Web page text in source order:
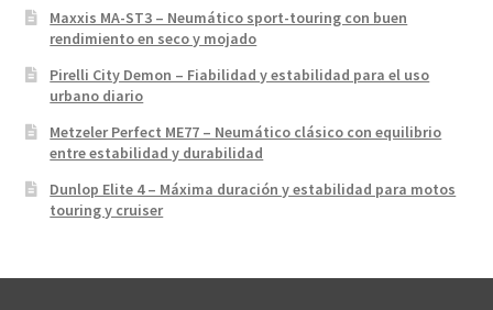
Maxxis MA-ST3 – Neumático sport-touring con buen
rendimiento en seco y mojado
Pirelli City Demon – Fiabilidad y estabilidad para el uso
urbano diario
Metzeler Perfect ME77 – Neumático clásico con equilibrio
entre estabilidad y durabilidad
Dunlop Elite 4 – Máxima duración y estabilidad para motos
touring y cruiser